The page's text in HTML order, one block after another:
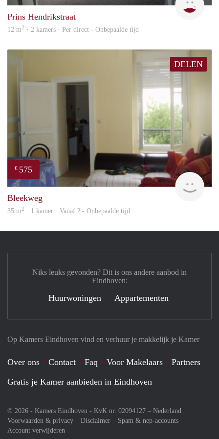
Prins Hendrikstraat
12 m2 · 2 kamers · Per direct - Onbepaalde tijd
DELEN
€ 575
Bleekweg
35 m2 · 1 kamer · Vanaf ? - Onbepaalde tijd
Op Kamers Eindhoven vind en verhuur je makkelijk je Kamer
Over ons Contact Faq Voor Makelaars
Partners
Gratis je Kamer aanbieden in Eindhoven
© 2026 - Kamers Eindhoven - KvK nr. 02094127 – Nederland
Voorwaarden & privacy
Disclaimer
Spam & nep-accounts
Account verwijderen
Niks leuks gevonden? Dit is ons andere aanbod in
Eindhoven:
Huurwoningen Appartementen